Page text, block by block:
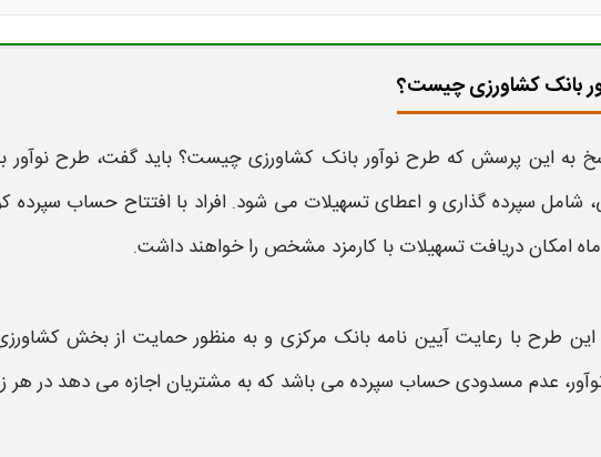
بانک کشاورزی چیست؟
به این پرسش که طرح نوآور بانک کشاورزی چیست؟ باید گفت، طرح نوآور
شامل سپرده‌ گذاری و اعطایتسهیلات می‌ شود. افراد با افتتاح حساب سپرده
امکان دریافتتسهیلات با کارمزد مشخص را خواهند داشت.
این طرح با رعایت آیین‌ نامه بانک مرکزی و به منظور حمایت از بخش
، عدم مسدودی حساب سپرده می باشد که به مشتریان اجازه می‌ دهد در هر